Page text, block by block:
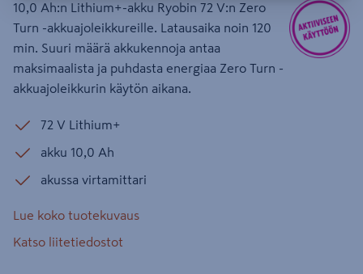
10,0 Ah:n Lithium+-akku Ryobin 72 V:n Zero
Turn -akkuajoleikkureille. Latausaika noin 120
min. Suuri määrä akkukennoja antaa
maksimaalista ja puhdasta energiaa Zero Turn -
akkuajoleikkurin käytön aikana.
72 V Lithium+
akku 10,0 Ah
akussa virtamittari
Lue koko tuotekuvaus
Katso liitetiedostot